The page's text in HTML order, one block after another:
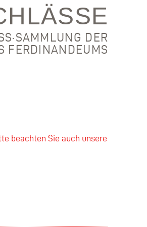
DER
FERDINANDEUMS
beachten Sie auch unsere